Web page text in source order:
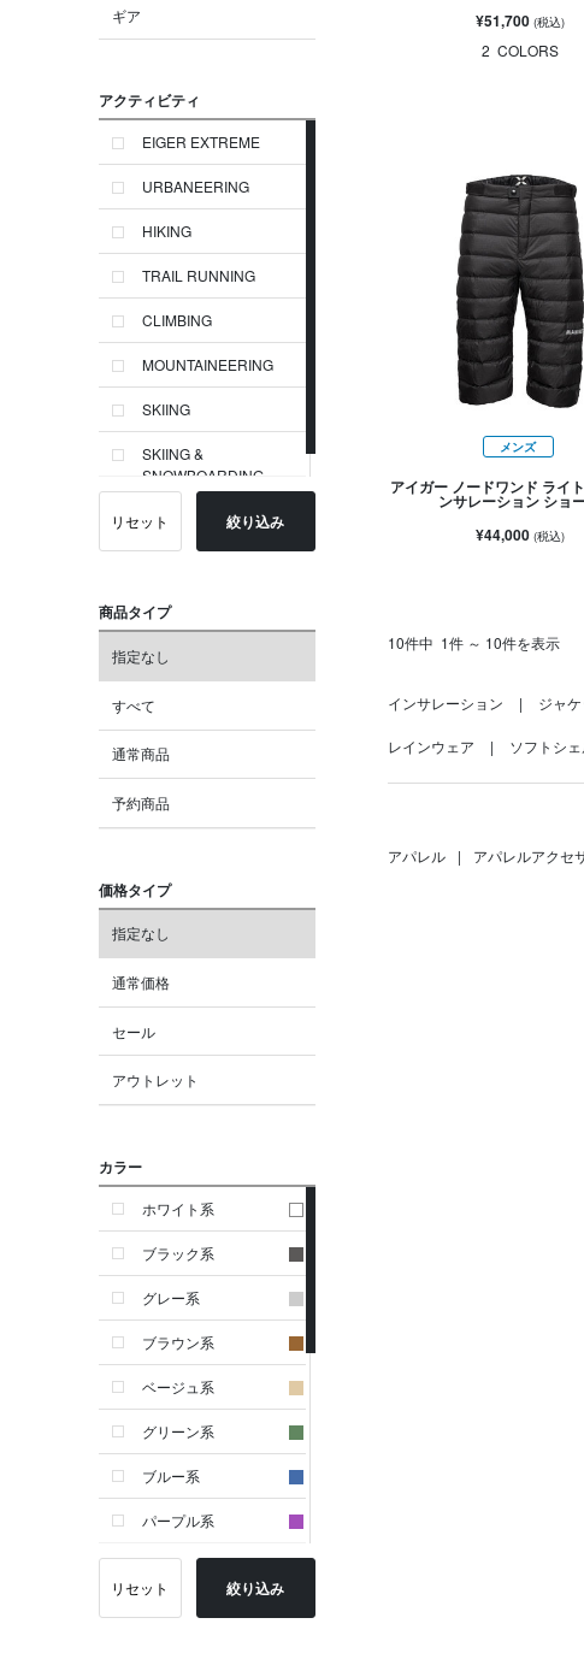
ギア
アクティビティ
EIGER EXTREME
URBANEERING
HIKING
TRAIL RUNNING
CLIMBING
MOUNTAINEERING
SKIING
SKIING &
SNOWBOARDING
リセット 絞り込み
商品タイプ
指定なし
すべて
通常商品
予約商品
価格タイプ
指定なし
通常価格
セール
アウトレット
カラー
ホワイト系
ブラック系
グレー系
ブラウン系
ベージュ系
グリーン系
ブルー系
パープル系
イエロー系
リセット 絞り込み
¥51,700 (税込)
2 COLORS
メンズ
アイガー ノードワンド ライ
ンサレーション ショ
¥44,000 (税込)
10件中 1件 ～ 10件を表示
インサレーション ジャケ
レインウェア ソフトシ
アパレル | アパレルアクセ